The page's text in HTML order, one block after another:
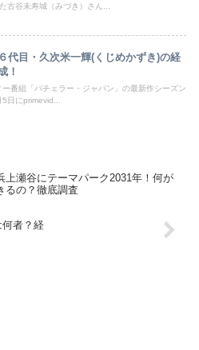
古谷未寿城（みづき）さん...
代目・久次米一輝(くじめかずき)の経
！
番組「バチェラー・ジャパン」の最新作シーズン
日にprimevid...
上瀬谷にテーマパーク2031年！何が
るの？徹底調査
者？経